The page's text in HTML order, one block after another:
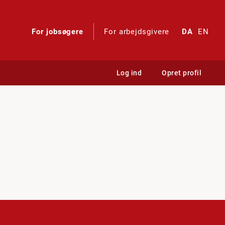
For jobsøgere For arbejdsgivere DA EN
Log ind Opret profil